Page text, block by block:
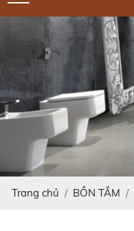
Trang chủ BỒN TẮM